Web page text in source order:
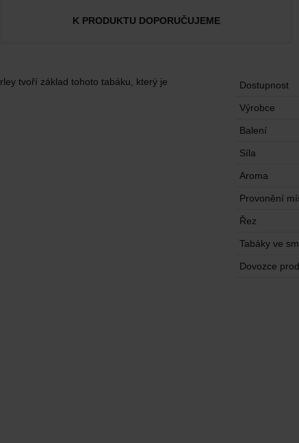
K PRODUKTU DOPORUČUJEME
tvoří základ tohoto tabáku, který je
Dostupnost
Výrobce
Balení
Síla
Aroma
Provonění
Řez
Tabáky ve
Dovozce